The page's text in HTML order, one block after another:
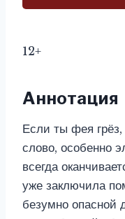
12+
Аннотация
Если ты фея
слово, особенно
всегда
уже заключила
безумно опасной